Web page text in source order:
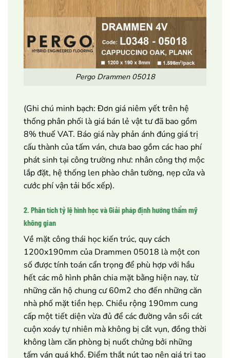
Pergo Drammen 05018
(Ghi chú minh bạch: Đơn giá niêm yết trên hệ
thống phân phối là giá bán lẻ vật tư đã bao gồm
8% thuế VAT. Báo giá này phản ánh đúng giá trị
cấu thành của tấm ván, chưa bao gồm các hao phí
phát sinh tại công trường như: nhân công thợ mộc
lắp đặt, hệ thống len phào chân tường, nẹp cửa và
cước phí vận tải bốc xếp).
2. Phân tích tỷ lệ hình học và Giải pháp định hướng thẩm mỹ
không gian
Về mặt công thái học kiến trúc, quy cách
1200x190mm của Drammen 05018 là một con
số được tính toán cẩn trọng để phù hợp với hầu
hết các mô hình phân chia mặt bằng hiện nay, từ
những căn hộ chung cư 60m2 cho đến những căn
nhà phố mặt tiền hẹp. Chiều rộng 190mm cung
cấp một tiết diện vừa đủ để các đường vân sồi cát
cuộn xoáy tự nhiên mà không bị cắt vụn, đồng thời
không làm căn phòng bị nuốt chửng bởi những
tấm ván quá khổ. Điểm thắt nút tạo nên giá trị tạo